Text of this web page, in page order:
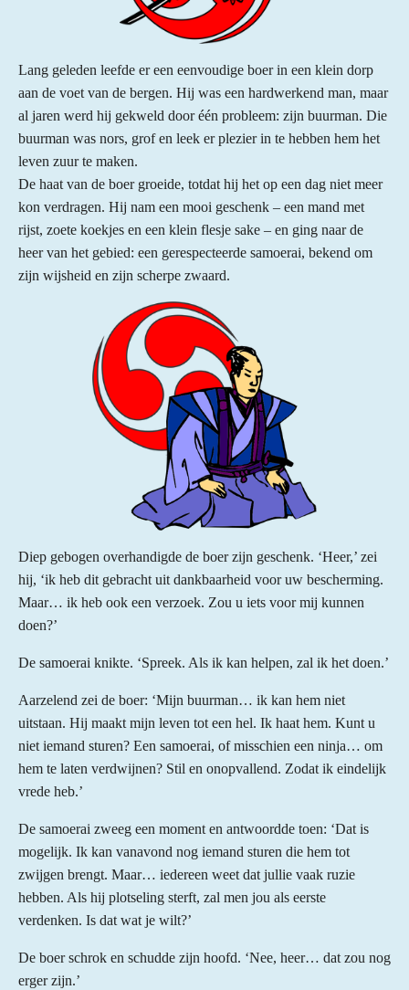
Lang geleden leefde er een eenvoudige boer in een klein dorp
aan de voet van de bergen. Hij was een hardwerkend man, maar
al jaren werd hij gekweld door één probleem: zijn buurman. Die
buurman was nors, grof en leek er plezier in te hebben hem het
leven zuur te maken.
De haat van de boer groeide, totdat hij het op een dag niet meer
kon verdragen. Hij nam een mooi geschenk – een mand met
rijst, zoete koekjes en een klein flesje sake – en ging naar de
heer van het gebied: een gerespecteerde samoerai, bekend om
zijn wijsheid en zijn scherpe zwaard.
Diep gebogen overhandigde de boer zijn geschenk. ‘Heer,’ zei
hij, ‘ik heb dit gebracht uit dankbaarheid voor uw bescherming.
Maar… ik heb ook een verzoek. Zou u iets voor mij kunnen
doen?’
De samoerai knikte. ‘Spreek. Als ik kan helpen, zal ik het doen.’
Aarzelend zei de boer: ‘Mijn buurman… ik kan hem niet
uitstaan. Hij maakt mijn leven tot een hel. Ik haat hem. Kunt u
niet iemand sturen? Een samoerai, of misschien een ninja… om
hem te laten verdwijnen? Stil en onopvallend. Zodat ik eindelijk
vrede heb.’
De samoerai zweeg een moment en antwoordde toen: ‘Dat is
mogelijk. Ik kan vanavond nog iemand sturen die hem tot
zwijgen brengt. Maar… iedereen weet dat jullie vaak ruzie
hebben. Als hij plotseling sterft, zal men jou als eerste
verdenken. Is dat wat je wilt?’
De boer schrok en schudde zijn hoofd. ‘Nee, heer… dat zou nog
erger zijn.’